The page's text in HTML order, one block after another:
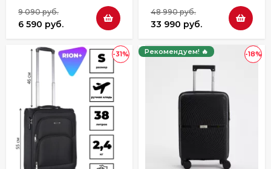
9 090 руб.
6 590 руб.
48 990 руб.
33 990 руб.
-31% -18%
Рекомендуем! 🔥